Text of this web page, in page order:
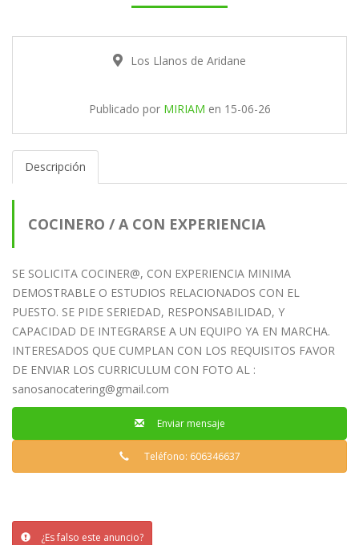
Los Llanos de Aridane
Publicado por MIRIAM en 15-06-26
Descripción
COCINERO / A CON EXPERIENCIA
SE SOLICITA COCINER@, CON EXPERIENCIA MINIMA
DEMOSTRABLE O ESTUDIOS RELACIONADOS CON EL
PUESTO. SE PIDE SERIEDAD, RESPONSABILIDAD, Y
CAPACIDAD DE INTEGRARSE A UN EQUIPO YA EN MARCHA.
INTERESADOS QUE CUMPLAN CON LOS REQUISITOS FAVOR
DE ENVIAR LOS CURRICULUM CON FOTO AL :
sanosanocatering@gmail.com
Enviar mensaje
Teléfono: 606346637
¿Es falso este anuncio?